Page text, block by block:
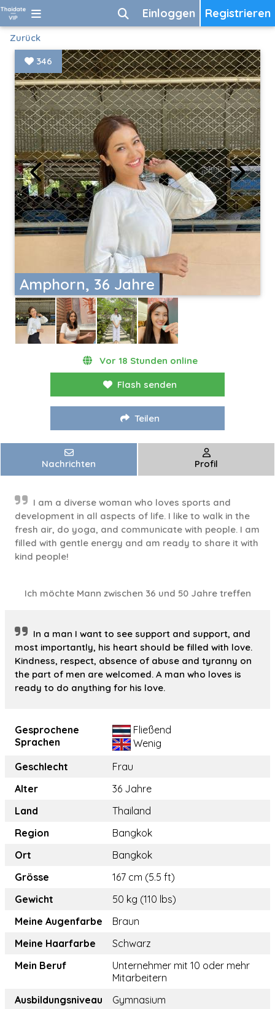
Registrieren
Einloggen
Zurück
Amphorn, 36 Jahre
346
Vor 18 Stunden online
Flash senden
Teilen
Nachrichten Profil
I am a diverse woman who loves sports and
development in all aspects of life. I like to walk in the
fresh air, do yoga, and communicate with people. I am
filled with gentle energy and am ready to share it with
kind people!
Ich möchte Mann zwischen 36 und 50 Jahre treffen
In a man I want to see support and support, and
most importantly, his heart should be filled with love.
Kindness, respect, absence of abuse and tyranny on
the part of men are welcomed. A man who loves is
ready to do anything for his love.
Gesprochene
Sprachen
Fließend
Wenig
Geschlecht
Frau
Alter
36 Jahre
Land
Thailand
Region
Bangkok
Ort
Bangkok
Grösse
167 cm (5.5 ft)
Gewicht
50 kg (110 lbs)
Meine Augenfarbe
Braun
Meine Haarfarbe
Schwarz
Mein Beruf
Unternehmer mit 10 oder mehr
Mitarbeitern
Ausbildungsniveau
Gymnasium